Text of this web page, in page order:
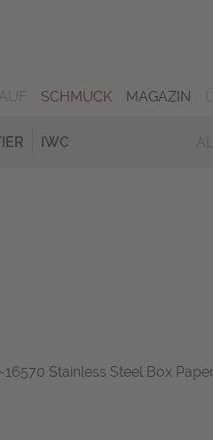
SCHMUCK MAGAZIN
IWC
16570 Stainless Steel Box